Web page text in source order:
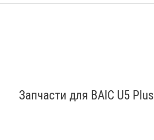
Запчасти для BAIC U5 Plus